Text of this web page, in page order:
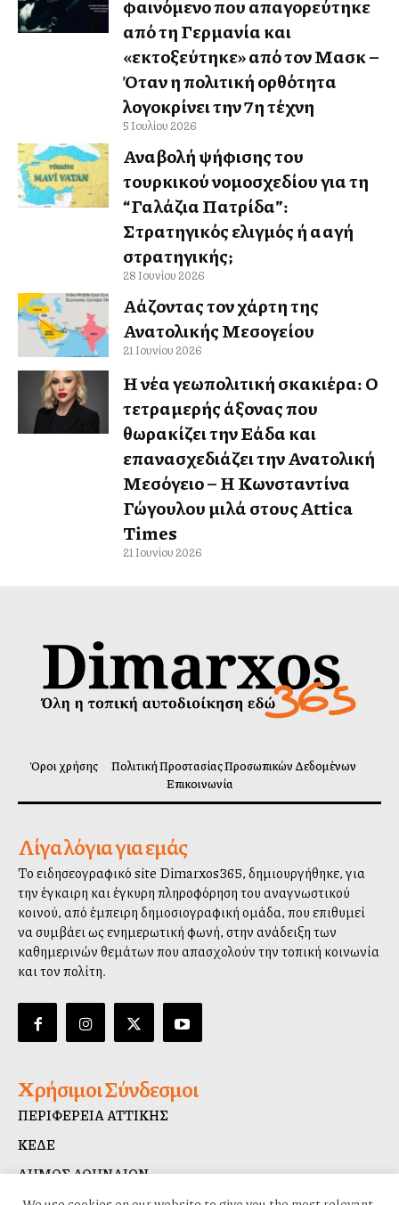
φαινόμενο που απαγορεύτηκε
από τη Γερμανία και
«εκτοξεύτηκε» από τον Μασκ –
Όταν η πολιτική ορθότητα
λογοκρίνει την 7η τέχνη
5 Ιουλίου 2026
Αναβολή ψήφισης του
τουρκικού νομοσχεδίου για τη
“Γαλάζια Πατρίδα”:
Στρατηγικός ελιγμός ή αλλαγή
στρατηγικής;
28 Ιουνίου 2026
Αλλάζοντας τον χάρτη της
Ανατολικής Μεσογείου
21 Ιουνίου 2026
Η νέα γεωπολιτική σκακιέρα: Ο
τετραμερής άξονας που
θωρακίζει την Ελλάδα και
επανασχεδιάζει την Ανατολική
Μεσόγειο – Η Κωνσταντίνα
Γώγουλου μιλά στους Attica
Times
21 Ιουνίου 2026
Όροι χρήσης
Πολιτική Προστασίας Προσωπικών Δεδομένων
Επικοινωνία
Λίγα λόγια για εμάς
Το ειδησεογραφικό site Dimarxos365, δημιουργήθηκε, για
την έγκαιρη και έγκυρη πληροφόρηση του αναγνωστικού
κοινού, από έμπειρη δημοσιογραφική ομάδα, που επιθυμεί
να συμβάλλει ως ενημερωτική φωνή, στην ανάδειξη των
καθημερινών θεμάτων που απασχολούν την τοπική κοινωνία
και τον πολίτη.
Χρήσιμοι Σύνδεσμοι
ΠΕΡΙΦΕΡΕΙΑ ΑΤΤΙΚΗΣ
ΚΕΔΕ
ΔΗΜΟΣ ΑΘΗΝΑΙΩΝ